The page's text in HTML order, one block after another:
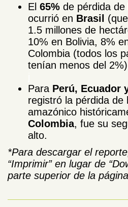
El 65% de pérdida
ocurrió en Brasil
1.5 millones de
10% en Bolivia, 8%
Colombia (todos los
tenían menos del
Para Perú, Ecuador
registró la pérdida de
amazónico
Colombia, fue su
alto.
*Para descargar el
“Imprimir” en lugar de
parte superior de la